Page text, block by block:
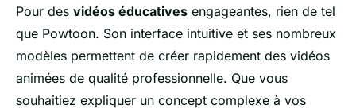
Pour des vidéos éducatives engageantes, rien de tel
que Powtoon. Son interface intuitive et ses nombreux
modèles permettent de créer rapidement des vidéos
animées de qualité professionnelle. Que vous
souhaitiez expliquer un concept complexe à vos